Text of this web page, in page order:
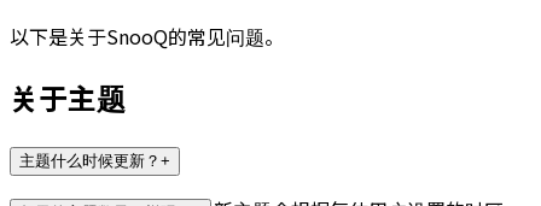
以下是关于SnooQ的常见问题。
关于主题
主题什么时候更新？ +